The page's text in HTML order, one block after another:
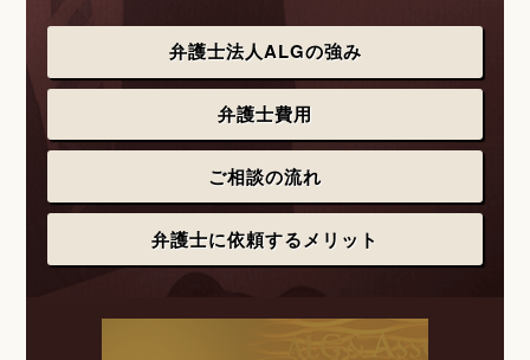
弁護士法人ALGの強み
弁護士費用
ご相談の流れ
弁護士に依頼するメリット